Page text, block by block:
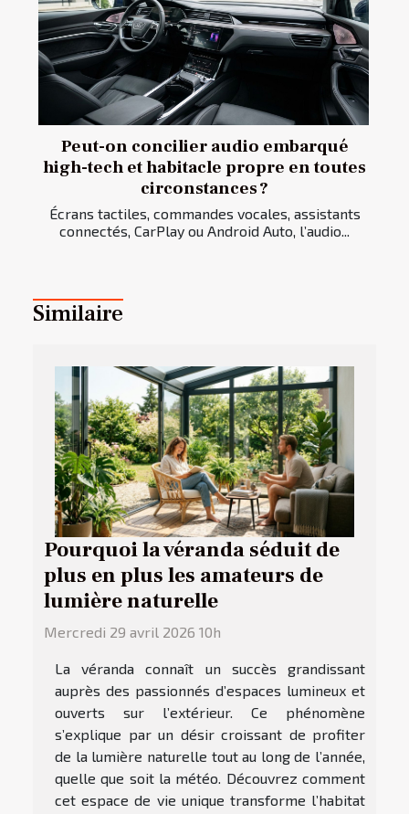
Peut-on concilier audio embarqué
high-tech et habitacle propre en toutes
circonstances ?
Écrans tactiles, commandes vocales, assistants
connectés, CarPlay ou Android Auto, l’audio...
Similaire
Pourquoi la véranda séduit de
plus en plus les amateurs de
lumière naturelle
Mercredi 29 avril 2026 10h
La véranda connaît un succès grandissant
auprès des passionnés d’espaces lumineux et
ouverts sur l’extérieur. Ce phénomène
s’explique par un désir croissant de profiter
de la lumière naturelle tout au long de l’année,
quelle que soit la météo. Découvrez comment
cet espace de vie unique transforme l’habitat